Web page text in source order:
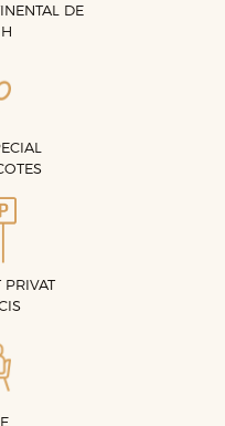
DE